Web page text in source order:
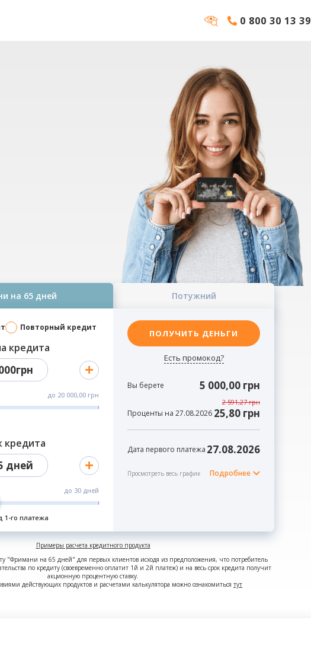
0 800 30 13 39
на 65 дней Потужний
Повторный кредит
кредита
до 20 000,00 грн
кредита
дней
до 30 дней
1-го платежа
ПОЛУЧИТЬ ДЕНЬГИ
Есть промокод?
Вы берете 5 000,00 грн
2 591,27 грн
Проценты на 27.08.2026 25,80 грн
Дата первого платежа 27.08.2026
Просмотреть весь график Подробнее
Примеры расчета кредитного продукта
"Фримани на 65 дней" для первых клиентов исходя из предположения, что потребитель
по кредиту (своевременно оплатит 1й и 2й платеж) и на весь срок кредита получит
акционную процентную ставку.
действующих продуктов и расчетами калькулятора можно ознакомиться тут